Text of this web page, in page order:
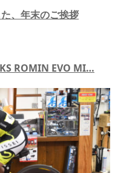
、年末のご挨拶
ROMIN EVO MI…